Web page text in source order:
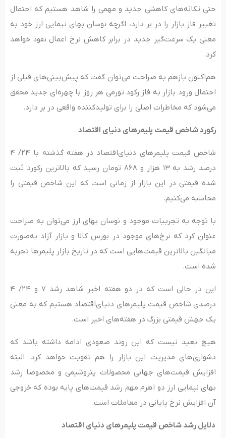
حتی تکانه‌های کاهشی جدید و مهمی را شاهد هستیم که احتمال
تغییر فاز بازار را در بر دارد، اگرچه نوسان بهای نیمایی ارز خود به
معنی یک سرعت‌گیر جدید در برابر کاهش نرخ اعمال نفوذ خواهد
کرد.
هم‌اکنون باز‌هم به صراحت می‌توان گفت که پیش‌بینی‌های قبلی از
احتمال ورود بازار به فاز رکود تورمی هر روز با چهره‌ای جدید محقق
می‌شود که مخاطرات اصلی را برای تولید‌کننده واقعی در بر دارد.
رکورد شاخص قیمت پلیمرهای دنیای اقتصاد
شاخص قیمت پلیمرهای دنیای‌اقتصاد در هفته گذشته با ۲۴/ ۴
درصد رشد به ۱۳ هزار و ۸۶۸ تومان رسید که بالاترین رکورد ثبت
شده قیمتی در این بازار از زمانی است که این شاخص قیمتی را
محاسبه می‌کنیم.
با توجه به تجربیات موجود و نوسان بهای ارز می‌توان به صراحت
عنوان کرد که نرخ‌های موجود در بورس کالا و بازار آزاد به‌صورت
میانگین بالاترین قیمت‌هایی است که در تاریخ بازار پلیمرها تجربه
شده است.
این در حالی است که در دو هفته اخیر شاهد رشد ۷ و ۲۴/ ۴
درصدی شاخص قیمت پلیمرهای دنیای‌اقتصاد هستیم که به معنی
یک جهش قیمتی بزرگ در هفته‌های اخیر است.
هیچ بعید نیست که این روند صعودی ادامه داشته باشد که
دشواری‌های مدیریت این بازار را هم تقویت خواهد کرد. البته
افزایش قیمت‌های جهانی محصولات پتروشیمی و مخصوصا رشد
بهای نیمایی ارز دو اهرم مهم رشد قیمت‌های پایه بوده که خروجی
آن افزایش نرخ پایانی در معاملات است.
دلایل رشد شاخص قیمت پلیمرهای دنیای اقتصاد